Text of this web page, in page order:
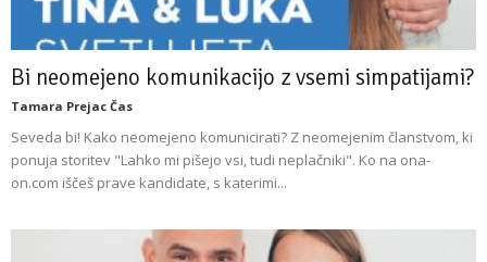
Bi neomejeno komunikacijo z vsemi simpatijami?
Tamara Prejac Čas
Seveda bi! Kako neomejeno komunicirati? Z neomejenim članstvom, ki
ponuja storitev "Lahko mi pišejo vsi, tudi neplačniki". Ko na ona-
on.com iščeš prave kandidate, s katerimi...